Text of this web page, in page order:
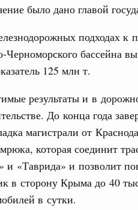
было дано главой
подходах к
Черноморского бассейна
125 млн т.
результаты и в
До конца года
магистрали от
которая соединит
и «Таврида» и позволит
в сторону Крыма до 40
в сутки.
политика
Сергей Кравцов и
Гуров
«Кольцо открытий»
экономический союз.
отношения с
рабочую